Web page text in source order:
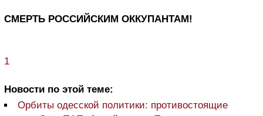
СМЕРТЬ РОССИЙСКИМ ОККУПАНТАМ!
1
Новости по этой теме:
Орбиты одесской политики: противостоящие